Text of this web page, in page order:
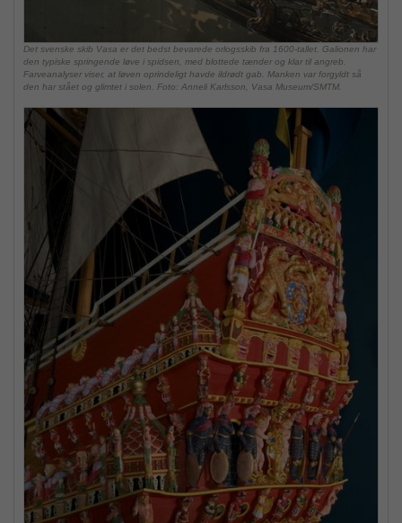
Det svenske skib Vasa er det bedst bevarede orlogsskib fra 1600-tallet. Galionen har
den typiske springende løve i spidsen, med blottede tænder og klar til angreb.
Farveanalyser viser, at løven oprindeligt havde ildrødt gab. Manken var forgyldt så
den har stået og glimtet i solen. Foto: Anneli Karlsson, Vasa Museum/SMTM.